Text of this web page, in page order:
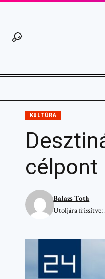
KULTÚRA
célpont
Utoljára frissítve:
Balazs Toth